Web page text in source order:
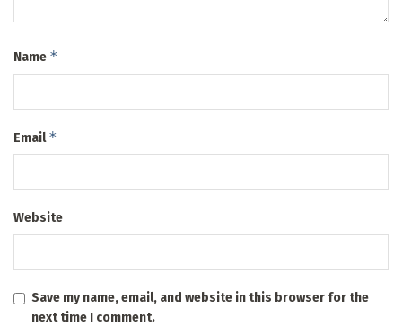
Name *
Email*
Website
Save my name, email, and website in this browser for the
next time I comment.